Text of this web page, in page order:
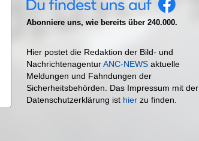
Abonniere uns, wie bereits über 240.000.
Hier postet die Redaktion der Bild- und
NachrichtenagenturANC-NEWS aktuelle
Meldungen und Fahndungen der
Sicherheitsbehörden. Das Impressum mit der
Datenschutzerklärung ist hier zu finden.